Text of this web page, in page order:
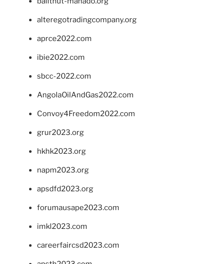
alteregotradingcompany.org
aprce2022.com
ibie2022.com
sbcc-2022.com
AngolaOilAndGas2022.com
Convoy4Freedom2022.com
grur2023.org
hkhk2023.org
napm2023.org
apsdfd2023.org
forumausape2023.com
imkl2023.com
careerfaircsd2023.com